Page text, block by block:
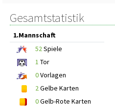
Gesamtstatistik
1.Mannschaft
52Spiele
1 Tor
0Vorlagen
2Gelbe Karten
0Gelb-Rote Karten